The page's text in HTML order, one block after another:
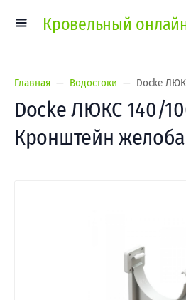
Кровельный
Главная Водостоки Docke
Docke ЛЮКС 140/
Кронштейн